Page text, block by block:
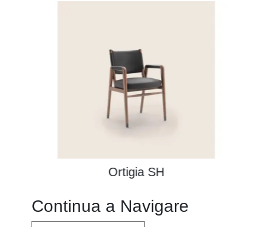
Ortigia SH
Continua a Navigare